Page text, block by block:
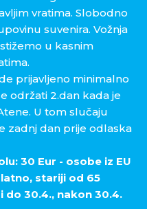
vratima. Slobodno
suvenira. Vožnja
u kasnim
prijavljeno minimalno
održati 2.dan kada je
U tom slučaju
zadnj dan prije odlaska
30 Eur - osobe iz EU
stariji od 65
do 30.4., nakon 30.4.